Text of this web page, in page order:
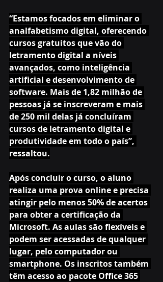
“Estamos focados em eliminar o
analfabetismo digital, oferecendo
cursos gratuitos que vão do
letramento digital a níveis
avançados, como inteligência
artificial e desenvolvimento de
software. Mais de 1,82 milhão de
pessoas já se inscreveram e mais
de 250 mil delas já concluíram
cursos de letramento digital e
produtividade em todo o país”,
ressaltou.
Após concluir o curso, o aluno
realiza uma prova online e precisa
atingir pelo menos 50% de acertos
para obter a certificação da
Microsoft. As aulas são flexíveis e
podem ser acessadas de qualquer
lugar, pelo computador ou
smartphone. Os inscritos também
têm acesso ao pacote Office 365